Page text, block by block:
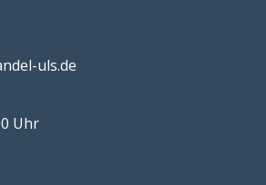
uls.de
Uhr